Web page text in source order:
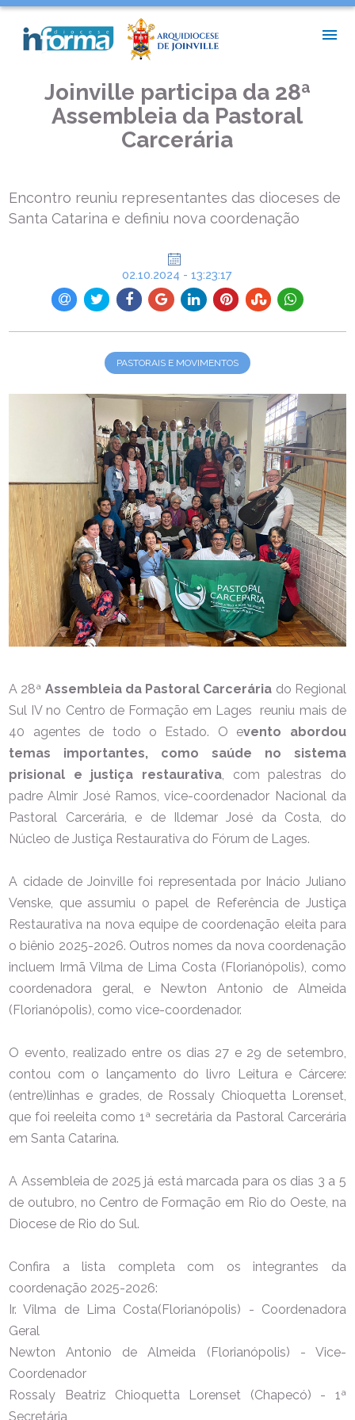
JOINVILLE PARTICIPA DA 28ª ASSEMBLEIA DA PASTORAL
Joinville participa da 28ª
Assembleia da Pastoral
Carcerária
Encontro reuniu representantes das dioceses de
Santa Catarina e definiu nova coordenação
02.10.2024 - 13:23:17
PASTORAIS E MOVIMENTOS
A 28ª Assembleia da Pastoral Carcerária do Regional
Sul IV no Centro de Formação em Lages reuniu mais de
40 agentes de todo o Estado. O evento abordou
temas importantes, como saúde no sistema
prisional e justiça restaurativa, com palestras do
padre Almir José Ramos, vice-coordenador Nacional da
Pastoral Carcerária, e de Ildemar José da Costa, do
Núcleo de Justiça Restaurativa do Fórum de Lages.
A cidade de Joinville foi representada por Inácio Juliano
Venske, que assumiu o papel de Referência de Justiça
Restaurativa na nova equipe de coordenação eleita para
o biênio 2025-2026. Outros nomes da nova coordenação
incluem Irmã Vilma de Lima Costa (Florianópolis), como
coordenadora geral, e Newton Antonio de Almeida
(Florianópolis), como vice-coordenador.
O evento, realizado entre os dias 27 e 29 de setembro,
contou com o lançamento do livro Leitura e Cárcere:
(entre)linhas e grades, de Rossaly Chioquetta Lorenset,
que foi reeleita como 1ª secretária da Pastoral Carcerária
em Santa Catarina.
A Assembleia de 2025 já está marcada para os dias 3 a 5
de outubro, no Centro de Formação em Rio do Oeste, na
Diocese de Rio do Sul.
Confira a lista completa com os integrantes da
coordenação 2025-2026:
Ir. Vilma de Lima Costa(Florianópolis) - Coordenadora
Geral
Newton Antonio de Almeida (Florianópolis) - Vice-
Coordenador
Rossaly Beatriz Chioquetta Lorenset (Chapecó) - 1ª
Secretária